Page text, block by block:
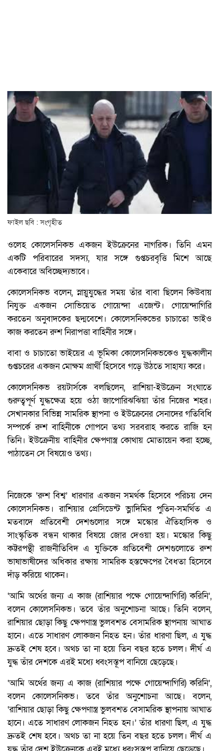
ফাইল ছবি : সংগৃহীত
ওলেহ কোলেসনিকভ একজন ইউক্রেনের নাগরিক। তিনি এমন
একটি পরিবারের সদস্য, যার সঙ্গে গুপ্তচরবৃত্তি মিশে আছে
একেবারে অবিচ্ছেদ্যভাবে।
কোলেসনিকভ বলেন, স্নায়ুযুদ্ধের সময় তাঁর বাবা ছিলেন কিউবায়
নিযুক্ত একজন সোভিয়েত গোয়েন্দা এজেন্ট। গোয়েন্দাগিরি
করতেন অনুবাদকের ছদ্মবেশে। কোলেসনিকভের চাচাতো ভাইও
কাজ করতেন রুশ নিরাপত্তা বাহিনীর সঙ্গে।
বাবা ও চাচাতো ভাইয়ের এ ভূমিকা কোলেসনিকভকেও যুদ্ধকালীন
গুপ্তচরের একজন মোক্ষম প্রার্থী হিসেবে গড়ে উঠতে সাহায্য করে।
কোলেসনিকভ রয়টার্সকে বলছিলেন, রাশিয়া-ইউক্রেন সংঘাতে
গুরুত্বপূর্ণ যুদ্ধক্ষেত্র হয়ে ওঠা জাপোরিঝঝিয়া তাঁর নিজের শহর।
সেখানকার বিভিন্ন সামরিক স্থাপনা ও ইউক্রেনের সেনাদের গতিবিধি
সম্পর্কে রুশ বাহিনীকে গোপনে তথ্য সরবরাহ করতে রাজি হন
তিনি। ইউক্রেনীয় বাহিনীর ক্ষেপণাস্ত্র কোথায় মোতায়েন করা হচ্ছে,
পাঠাতেন সে বিষয়েও তথ্য।
নিজেকে ‘রুশ বিশ্ব’ ধারণার একজন সমর্থক হিসেবে পরিচয় দেন
কোলেসনিকভ। রাশিয়ার প্রেসিডেন্ট ভ্লাদিমির পুতিন-সমর্থিত এ
মতবাদে প্রতিবেশী দেশগুলোর সঙ্গে মস্কোর ঐতিহাসিক ও
সাংস্কৃতিক বন্ধন থাকার বিষয়ে জোর দেওয়া হয়। মস্কোর কিছু
কট্টরপন্থী রাজনীতিবিদ এ যুক্তিকে প্রতিবেশী দেশগুলোতে রুশ
ভাষাভাষীদের অধিকার রক্ষায় সামরিক হস্তক্ষেপের বৈধতা হিসেবে
দাঁড় করিয়ে থাকেন।
‘আমি অর্থের জন্য এ কাজ (রাশিয়ার পক্ষে গোয়েন্দাগিরি) করিনি’,
বলেন কোলেসনিকভ। তবে তাঁর অনুশোচনা আছে। তিনি বলেন,
রাশিয়ার ছোড়া কিছু ক্ষেপণাস্ত্র ভুলবশত বেসামরিক স্থাপনায় আঘাত
হানে। এতে সাধারণ লোকজন নিহত হন। তাঁর ধারণা ছিল, এ যুদ্ধ
দ্রুতই শেষ হবে। অথচ তা না হয়ে তিন বছর হতে চলল। দীর্ঘ এ
যুদ্ধ তাঁর দেশকে এরই মধ্যে ধ্বংসস্তূপ বানিয়ে ছেড়েছে।
‘আমি অর্থের জন্য এ কাজ (রাশিয়ার পক্ষে গোয়েন্দাগিরি) করিনি’,
বলেন কোলেসনিকভ। তবে তাঁর অনুশোচনা আছে। বলেন,
‘রাশিয়ার ছোড়া কিছু ক্ষেপণাস্ত্র ভুলবশত বেসামরিক স্থাপনায় আঘাত
হানে। এতে সাধারণ লোকজন নিহত হন।’ তাঁর ধারণা ছিল, এ যুদ্ধ
দ্রুতই শেষ হবে। অথচ তা না হয়ে তিন বছর হতে চলল। দীর্ঘ এ